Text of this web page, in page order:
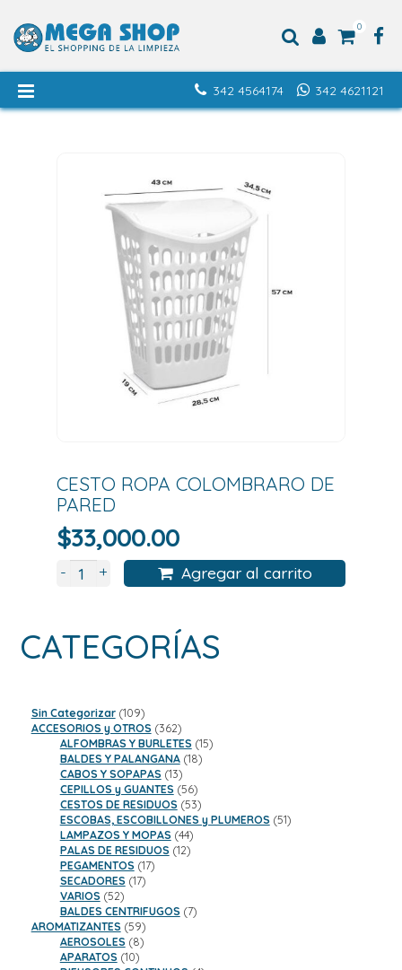
0
342 4621121
342 4564174
CESTO ROPA COLOMBRARO DE
PARED
$33,000.00
- + Agregar al carrito
CATEGORÍAS
Sin Categorizar 109109
productos
ACCESORIOS y OTROS 362362
productos
ALFOMBRAS Y BURLETES 1515
BALDES Y PALANGANA 1818
CABOS Y SOPAPAS 1313
productos
CEPILLOS y GUANTES 5656
productos
CESTOS DE RESIDUOS 5353
productos
ESCOBAS, ESCOBILLONES y PLUMEROS 5151
LAMPAZOS Y MOPAS 4444
productos
PALAS DE RESIDUOS 1212
PEGAMENTOS 1717
SECADORES 1717
VARIOS 5252
productos
BALDES CENTRIFUGOS 77
AROMATIZANTES 5959
productos
AEROSOLES 88
productos
APARATOS 1010